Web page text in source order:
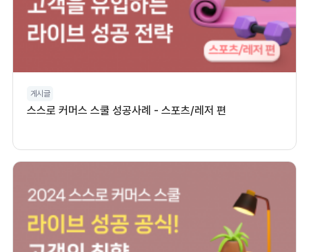
게시글
스스로 커머스 스쿨 성공사례 - 스포츠/레저 편